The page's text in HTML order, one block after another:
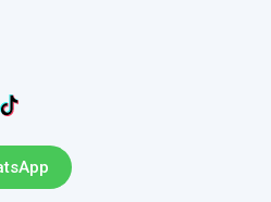
Правительства